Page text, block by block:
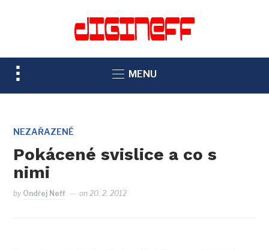
TOGGLE
SIDEBAR
NAVIGATION
MENU
NEZAŘAZENÉ
Pokácené svislice a co s
nimi
by Ondřej Neff on20. 2. 2012